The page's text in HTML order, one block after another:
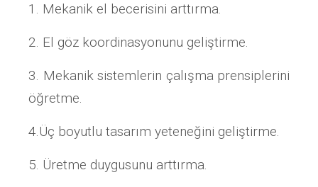
1. Mekanik el becerisini arttırma.
2. El göz koordinasyonunu geliştirme.
3. Mekanik sistemlerin çalışma prensiplerini
öğretme.
4.Üç boyutlu tasarım yeteneğini geliştirme.
5. Üretme duygusunu arttırma.